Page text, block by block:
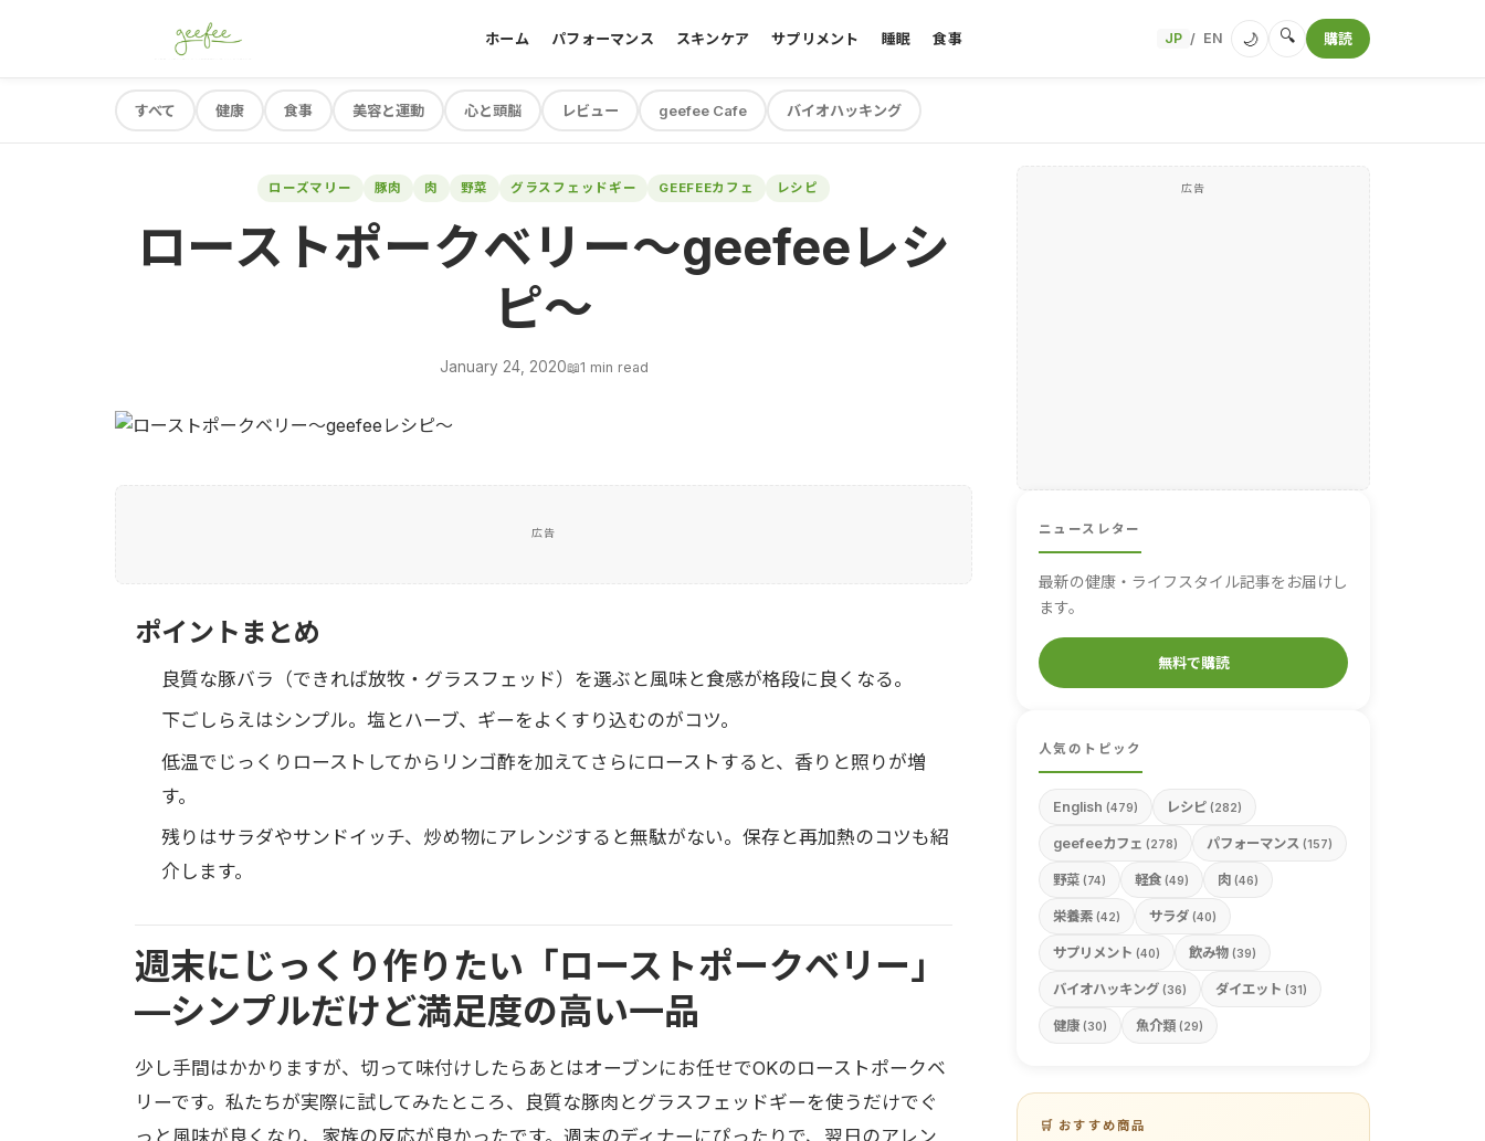
ホーム パフォーマンス スキンケア サプリメント 睡眠 食事 JP / EN 🌙 🔍 購読
すべて 健康 食事 美容と運動 心と頭脳 レビュー geefee Cafe バイオハッキング
ローズマリー 豚肉 肉 野菜 グラスフェッドギー GEEFEEカフェ レシピ
ローストポークベリー～geefeeレシ
ピ～
January 24, 2020📖1 min read
広告
ポイントまとめ
良質な豚バラ（できれば放牧・グラスフェッド）を選ぶと風味と食感が格段に良くなる。
下ごしらえはシンプル。塩とハーブ、ギーをよくすり込むのがコツ。
低温でじっくりローストしてからリンゴ酢を加えてさらにローストすると、香りと照りが増
す。
残りはサラダやサンドイッチ、炒め物にアレンジすると無駄がない。保存と再加熱のコツも紹
介します。
週末にじっくり作りたい「ローストポークベリー」
—シンプルだけど満足度の高い一品
少し手間はかかりますが、切って味付けしたらあとはオーブンにお任せでOKのローストポークベ
リーです。私たちが実際に試してみたところ、良質な豚肉とグラスフェッドギーを使うだけでぐ
広告
ニュースレター
最新の健康・ライフスタイル記事をお届けし
ます。
無料で購読
人気のトピック
English (479) レシピ (282)
geefeeカフェ (278) パフォーマンス (157)
野菜 (74) 軽食 (49) 肉 (46)
栄養素 (42) サラダ (40)
サプリメント (40) 飲み物 (39)
バイオハッキング (36) ダイエット (31)
健康 (30) 魚介類 (29)
🛒 おすすめ商品